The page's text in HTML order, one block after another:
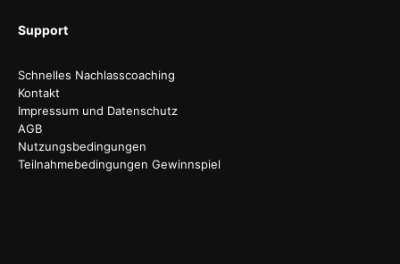
Support
Schnelles Nachlasscoaching
Kontakt
Impressum und Datenschutz
AGB
Nutzungsbedingungen
Teilnahmebedingungen Gewinnspiel